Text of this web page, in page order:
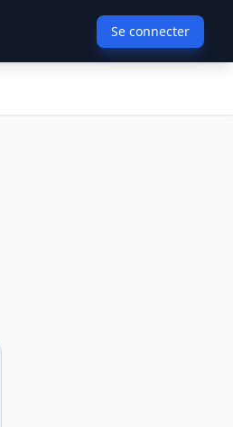
Se connecter